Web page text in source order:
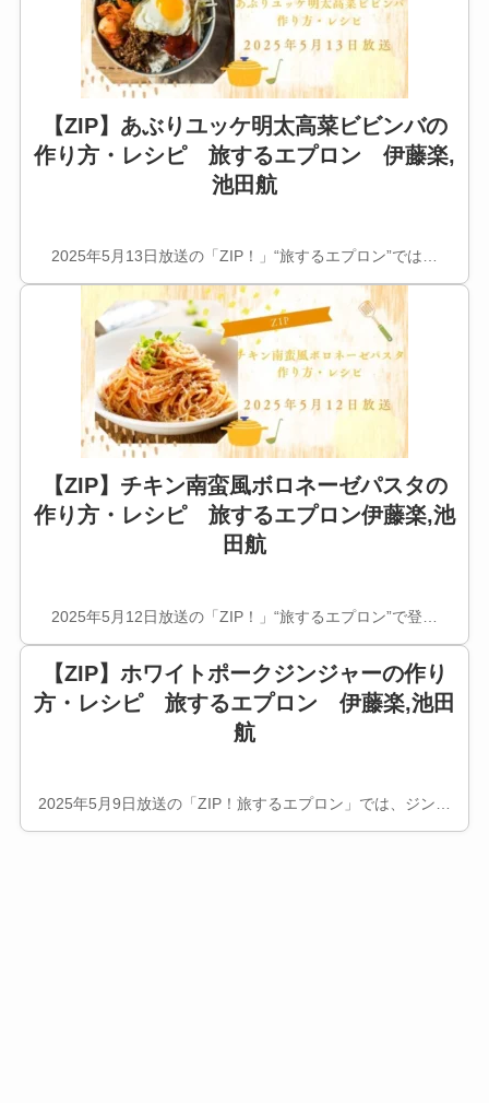
【ZIP】あぶりユッケ明太高菜ビビンバの
作り方・レシピ 旅するエプロン 伊藤楽,
池田航
2025年5月13日放送の「ZIP！」“旅するエプロン”では…
【ZIP】チキン南蛮風ボロネーゼパスタの
作り方・レシピ 旅するエプロン伊藤楽,池
田航
2025年5月12日放送の「ZIP！」“旅するエプロン”で登…
【ZIP】ホワイトポークジンジャーの作り
方・レシピ 旅するエプロン 伊藤楽,池田
航
2025年5月9日放送の「ZIP！旅するエプロン」では、ジン…